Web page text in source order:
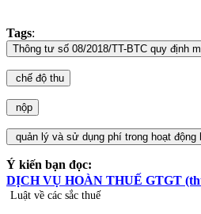
Tags:
Ý kiến bạn đọc:
DỊCH VỤ HOÀN THUẾ GTGT
Luật về các sắc thuế